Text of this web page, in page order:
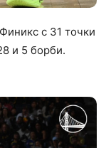
с 31 точки
и 5 борби.